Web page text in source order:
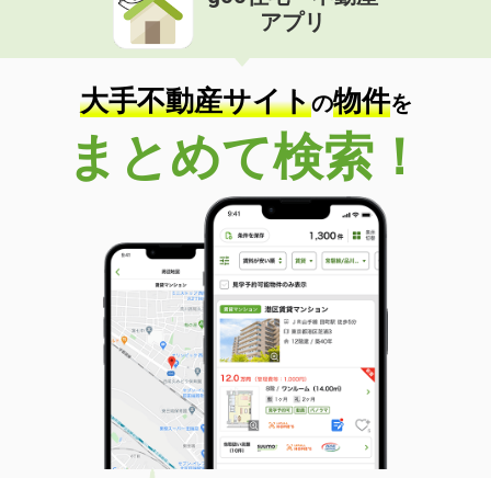
価 格
3,880万円
住 所
静岡県伊東市八幡野
建物面積 275.98m²
土地面積
763.63m²
静岡県伊東市八幡野
価 格
2,580万円
静岡県伊東市八幡野
81.15m²
土地面積 611m²
静岡県伊東市八幡野
価 格
1,980万円
住 所
静岡県伊東市八幡野
建物面積 124m²
土地面積 349.11m²
静岡県伊東市赤沢
アプリ
大手不動産サイトの物件を
まとめて検索！